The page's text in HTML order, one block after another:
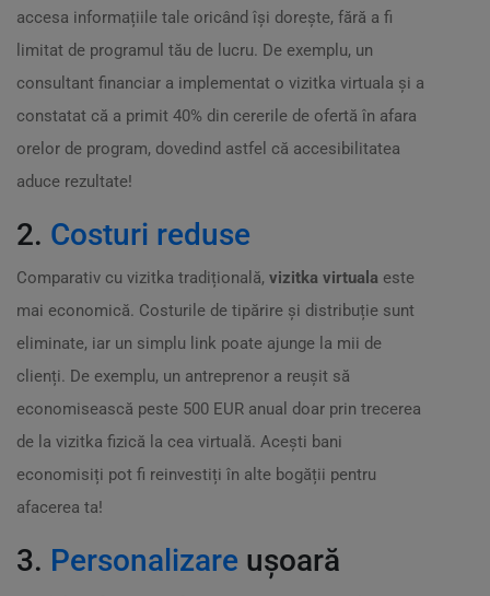
accesa informațiile tale oricând își dorește, fără a fi
limitat de programul tău de lucru. De exemplu, un
consultant financiar a implementat o vizitka virtuala și a
constatat că a primit 40% din cererile de ofertă în afara
orelor de program, dovedind astfel că accesibilitatea
aduce rezultate!
2. Costuri reduse
Comparativ cu vizitka tradițională, vizitka virtuala este
mai economică. Costurile de tipărire și distribuție sunt
eliminate, iar un simplu link poate ajunge la mii de
clienți. De exemplu, un antreprenor a reușit să
economisească peste 500 EUR anual doar prin trecerea
de la vizitka fizică la cea virtuală. Acești bani
economisiți pot fi reinvestiți în alte bogății pentru
afacerea ta!
3. Personalizare ușoară